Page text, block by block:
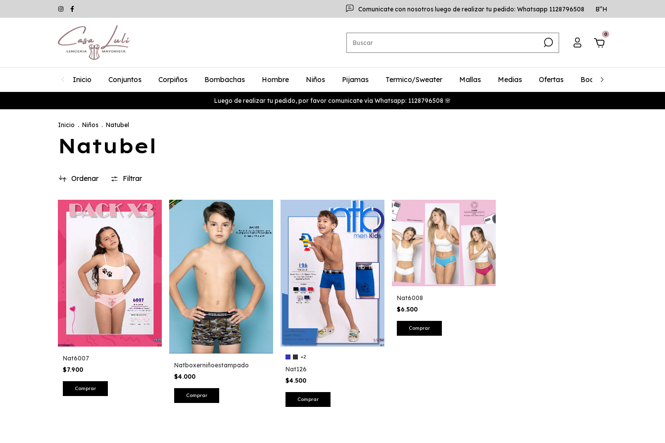
Comunicate con nosotros luego de realizar tu pedido: Whatsapp 1128796508 B’’H
0
Inicio Conjuntos Corpiños Bombachas Hombre Niños Pijamas Termico/Sweater Mallas Medias Ofertas Bodys
Luego de realizar tu pedido, por favor comunicate vía Whatsapp: 1128796508 🌸
Inicio . Niños . Natubel
Natubel
Ordenar Filtrar
Nat6007
$7.900
Comprar
Natboxerniñoestampado
$4.000
Comprar
+2
Nat126
$4.500
Comprar
Nat6008
$6.500
Comprar